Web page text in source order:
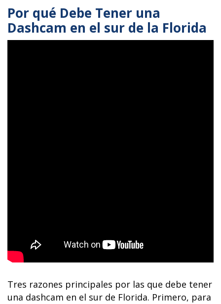
Por qué Debe Tener una
Dashcam en el sur de la Florida
Tres razones principales por las que debe tener
una dashcam en el sur de Florida. Primero, para